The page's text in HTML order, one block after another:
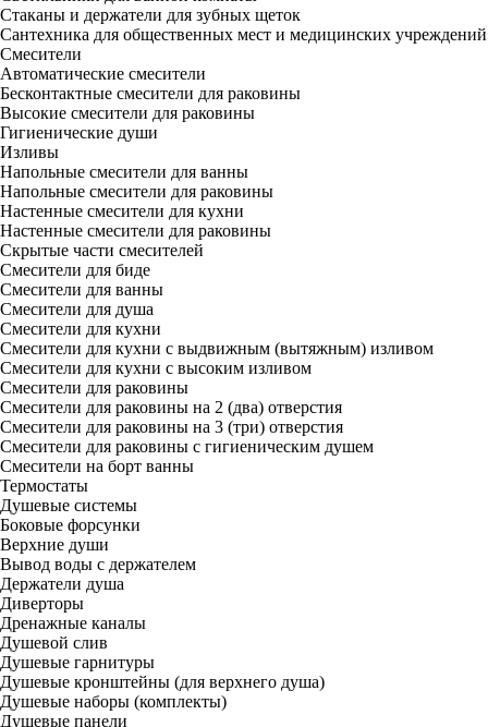
Стаканы и держатели для зубных щеток
Сантехника для общественных мест и медицинских учреждений
Смесители
Автоматические смесители
Бесконтактные смесители для раковины
Высокие смесители для раковины
Гигиенические души
Изливы
Напольные смесители для ванны
Напольные смесители для раковины
Настенные смесители для кухни
Настенные смесители для раковины
Скрытые части смесителей
Смесители для биде
Смесители для ванны
Смесители для душа
Смесители для кухни
Смесители для кухни с выдвижным (вытяжным) изливом
Смесители для кухни с высоким изливом
Смесители для раковины
Смесители для раковины на 2 (два) отверстия
Смесители для раковины на 3 (три) отверстия
Смесители для раковины с гигиеническим душем
Смесители на борт ванны
Термостаты
Душевые системы
Боковые форсунки
Верхние души
Вывод воды с держателем
Держатели душа
Диверторы
Дренажные каналы
Душевой слив
Душевые гарнитуры
Душевые кронштейны (для верхнего душа)
Душевые наборы (комплекты)
Душевые панели